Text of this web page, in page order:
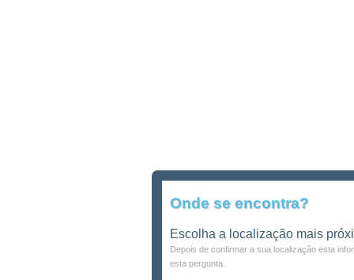
Onde se encontra?
Escolha a localização mais
Depois de confirmar a sua localização esta
esta pergunta.